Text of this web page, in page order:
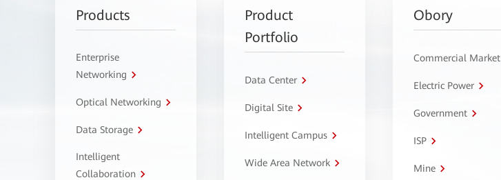
Products
Enterprise
Networking
Optical Networking
Data Storage
Intelligent
Collaboration
Product
Portfolio
Data Center
Digital Site
Intelligent Campus
Wide Area Network
Obory
Commercial Market
Electric Power
Government
ISP
Mine